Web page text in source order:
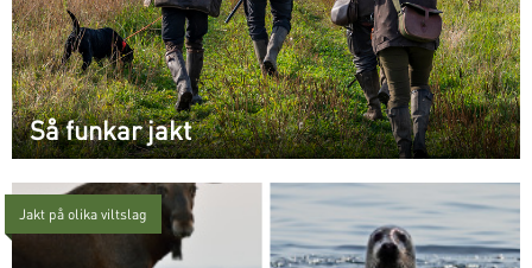
Så funkar jakt
Jakt på olika viltslag